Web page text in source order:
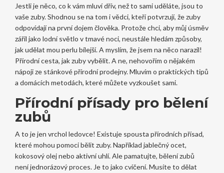
Jestli je něco, co k vám mluví dřív, než to sami uděláte, jsou to
vaše zuby. Shodnou se na tom i vědci, kteří potvrzují, že zuby
odpovídají na první dojem člověka. Protože chci, aby můj úsměv
zářil jako lodní světlo v tmavé noci, neustále hledám způsoby,
jak udělat mou perlu bílejší. A myslím, že jsem na něco narazil!
Přírodní cesta, jak zuby vybělit. A ne, nehovořím o nějakém
nápoji ze stánkové přírodní prodejny. Mluvím o praktických tipů
a domácích metodách, které můžete vyzkoušet sami.
Přírodní přísady pro bělení
zubů
A to je jen vrchol ledovce! Existuje spousta přírodních přísad,
které mohou pomoci bělit zuby. Například jablečný ocet,
kokosový olej nebo aktivní uhlí. Ale pamatujte, bělení zubů
není jednorázový proces. Je to jako cvičení. Musíte to dělat